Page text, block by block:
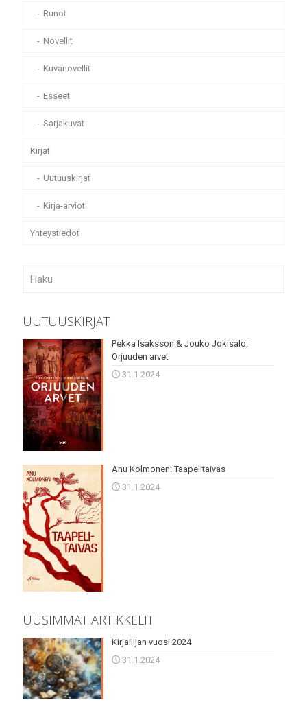
Runot
Novellit
Kuvanovellit
Esseet
Sarjakuvat
Kirjat
Uutuuskirjat
Kirja-arviot
Yhteystiedot
UUTUUSKIRJAT
Pekka Isaksson & Jouko Jokisalo:
Orjuuden arvet
31.1.2024
Anu Kolmonen: Taapelitaivas
31.1.2024
UUSIMMAT ARTIKKELIT
Kirjailijan vuosi 2024
31.1.2024